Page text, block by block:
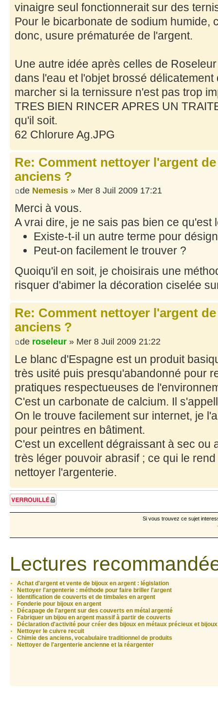
vinaigre seul fonctionnerait sur des
Pour le bicarbonate de sodium humide,
donc, usure prématurée de l'argent.
Une autre idée après celles de
dans l'eau et l'objet brossé
marcher si la ternissure n'est pas trop
TRES BIEN RINCER APRES UN
qu'il soit.
62 Chlorure Ag.JPG
Re: Comment nettoyer l'argent
anciens ?
de Nemesis » Mer 8 Juil 2009 17:21
Merci à vous.
A vrai dire, je ne sais pas bien ce qu'est
Existe-t-il un autre terme pour
Peut-on facilement le trouver ?
Quoiqu'il en soit, je choisirais une
risquer d'abimer la décoration ciselée
Re: Comment nettoyer l'argent
anciens ?
de roseleur » Mer 8 Juil 2009 21:22
Le blanc d'Espagne est un produit
très usité puis presqu'abandonné pour
pratiques respectueuses de
C'est un carbonate de calcium. Il
On le trouve facilement sur internet, je
pour peintres en bâtiment.
C'est un excellent dégraissant à sec ou
très léger pouvoir abrasif ; ce qui le
nettoyer l'argenterie.
Sujet verrouillé
Si vous trouvez ce sujet
Lectures
Achat d'argent et vente de bijoux en argent : législation
Nettoyer l'argenterie : méthode pour faire briller l'argent
Identification de couverts et de timbales en argent
Fonderie pour bijoux en argent
Décapage de l'argent sur des couverts en métal argenté
Fabriquer un bijou en argent massif à partir de couverts
Déclaration d'activité pour créer des bijoux en métaux précieux et
Nettoyer le cuivre recuit
Chimie des anciens, vocabulaire traditionnel de produits
Nettoyer de l'argenterie ancienne et la réargenter